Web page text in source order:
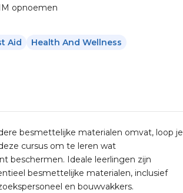
opnoemen
Aid
Health And Wellness
besmettelijke materialen omvat, loop je
cursus om te leren wat
beschermen. Ideale leerlingen zijn
besmettelijke materialen, inclusief
en bouwvakkers.